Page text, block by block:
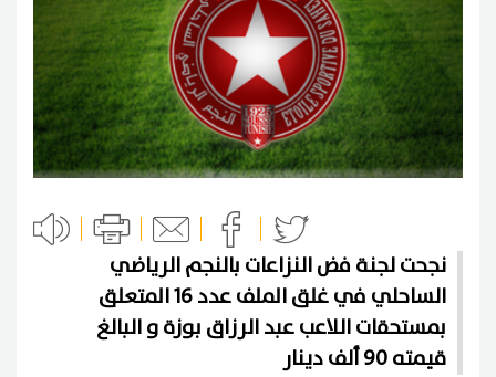
نجحت لجنة فض النزاعات بالنجم الرياضي
الساحلي في غلق الملف عدد 16 المتعلق
بمستحقات اللاعب عبد الرزاق بوزة و البالغ
قيمته 90 ألف دينار